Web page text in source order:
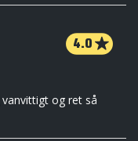
4.0
og ret så